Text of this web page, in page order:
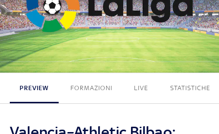
1 - 0
PREVIEW FORMAZIONI LIVE STATISTICHE